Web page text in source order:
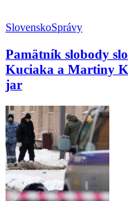
SlovenskoSprávy
Pamätník slobody
Kuciaka a Martiny
jar